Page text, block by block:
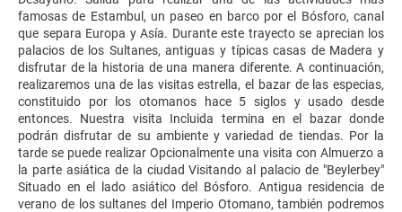
famosas de Estambul, un paseo en barco por el Bósforo, canal
que separa Europa y Asía. Durante este trayecto se aprecian los
palacios de los Sultanes, antiguas y típicas casas de Madera y
disfrutar de la historia de una manera diferente. A continuación,
realizaremos una de las visitas estrella, el bazar de las especias,
constituido por los otomanos hace 5 siglos y usado desde
entonces. Nuestra visita Incluida termina en el bazar donde
podrán disfrutar de su ambiente y variedad de tiendas. Por la
tarde se puede realizar Opcionalmente una visita con Almuerzo a
la parte asiática de la ciudad Visitando al palacio de "Beylerbey"
Situado en el lado asiático del Bósforo. Antigua residencia de
verano de los sultanes del Imperio Otomano, también podremos